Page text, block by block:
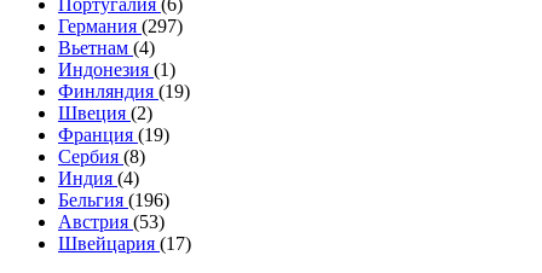
Португалия (6)
Германия (297)
Вьетнам (4)
Индонезия (1)
Финляндия (19)
Швеция (2)
Франция (19)
Сербия (8)
Индия (4)
Бельгия (196)
Австрия (53)
Швейцария (17)